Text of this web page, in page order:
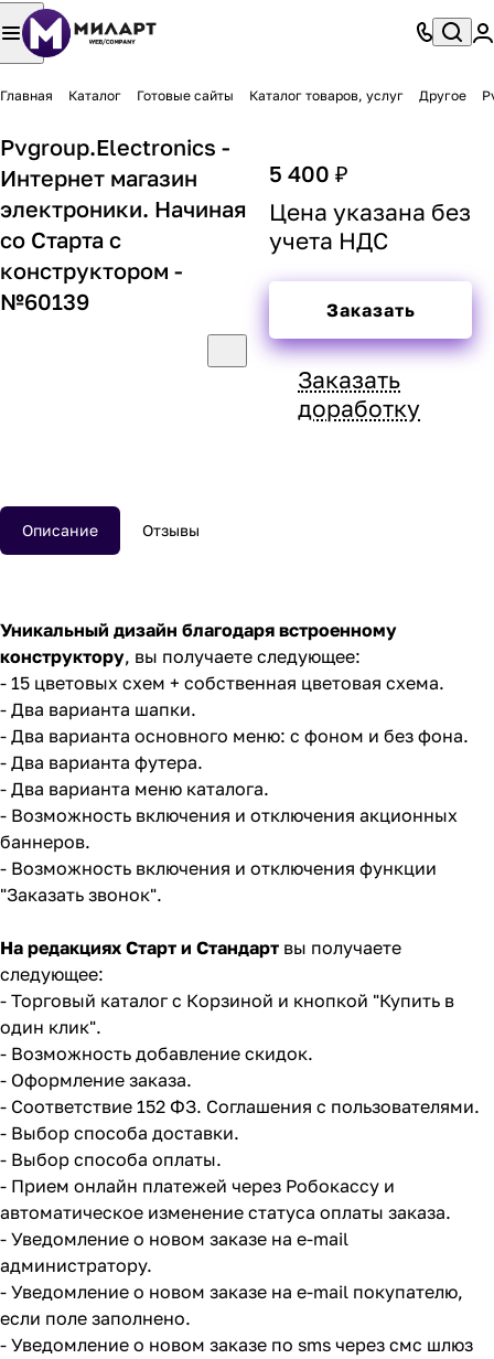
Главная Каталог Готовые сайты Каталог товаров, услуг Другое
Pvgroup.Electronics -
Интернет магазин
электроники. Начиная
со Старта с
конструктором -
№60139
5 400 ₽
Цена указана без
учета НДС
Заказать
Заказать
доработку
Описание Отзывы
Уникальный дизайн благодаря встроенному
конструктору, вы получаете следующее:
- 15 цветовых схем + собственная цветовая схема.
- Два варианта шапки.
- Два варианта основного меню: с фоном и без фона.
- Два варианта футера.
- Два варианта меню каталога.
- Возможность включения и отключения акционных
баннеров.
- Возможность включения и отключения функции
"Заказать звонок".
На редакциях Старт и Стандарт вы получаете
следующее:
- Торговый каталог с Корзиной и кнопкой "Купить в
один клик".
- Возможность добавление скидок.
- Оформление заказа.
- Соответствие 152 ФЗ. Соглашения с пользователями.
- Выбор способа доставки.
- Выбор способа оплаты.
- Прием онлайн платежей через Робокассу и
автоматическое изменение статуса оплаты заказа.
- Уведомление о новом заказе на e-mail
администратору.
- Уведомление о новом заказе на e-mail покупателю,
если поле заполнено.
- Уведомление о новом заказе по sms через смс шлюз